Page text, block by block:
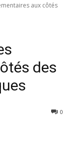
aux côtés
des
0